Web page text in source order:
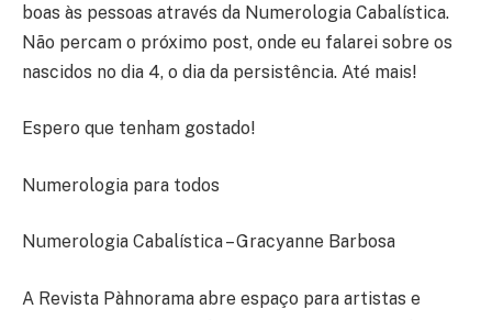
boas às pessoas através da Numerologia Cabalística.
Não percam o próximo post, onde eu falarei sobre os
nascidos no dia 4, o dia da persistência. Até mais!
Espero que tenham gostado!
Numerologia para todos
Numerologia Cabalística – Gracyanne Barbosa
A Revista Pàhnorama abre espaço para artistas e